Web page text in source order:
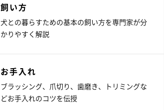
飼い方
犬との暮らすための基本の飼い方を専門家が分
かりやすく解説
お手入れ
ブラッシング、爪切り、歯磨き、トリミングな
どお手入れのコツを伝授